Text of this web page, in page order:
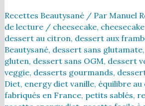
Recettes Beautysané/ Par Manuel
de lecture/ cheesecake,
dessert au citron, dessert aux
Beautysané, dessert sans glutamate,
gluten, dessert sans OGM, dessert
veggie, desserts gourmands,
Diet, energy diet vanille, équilibre
fabriqués en France, petits sablés,